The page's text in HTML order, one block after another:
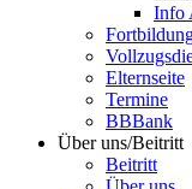
Info
Elternseite
Termine
BBBank
Über uns/Beitritt
Beitritt